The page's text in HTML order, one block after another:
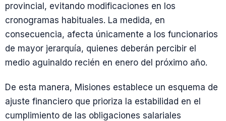
provincial, evitando modificaciones en los
cronogramas habituales. La medida, en
consecuencia, afecta únicamente a los funcionarios
de mayor jerarquía, quienes deberán percibir el
medio aguinaldo recién en enero del próximo año.
De esta manera, Misiones establece un esquema de
ajuste financiero que prioriza la estabilidad en el
cumplimiento de las obligaciones salariales